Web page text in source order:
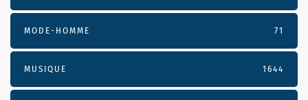
MODE-HOMME 71
MUSIQUE 1644